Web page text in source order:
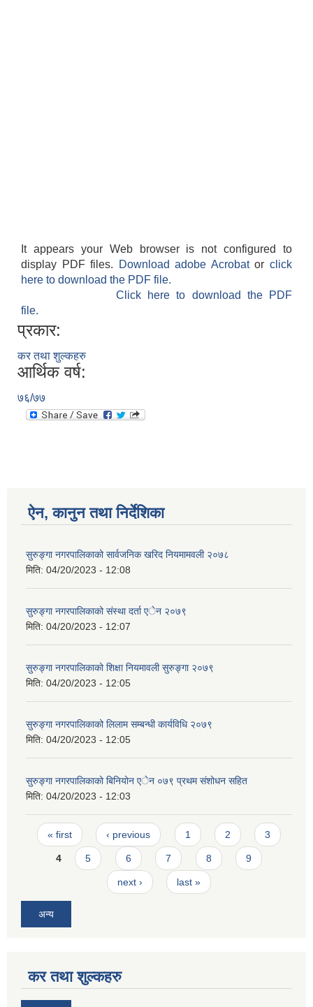
It appears your Web browser is not configured to
display PDF files.
Download adobe Acrobatorclick
here to download the PDF file.
Click here to download the PDF
file.
प्रकार:
कर तथा शुल्कहरु
आर्थिक वर्ष:
७६/७७
ऐन, कानुन तथा निर्देशिका
सुरुङ्गा नगरपालिकाको सार्वजनिक खरिद नियमामवली २०७८
मिति: 04/20/2023 - 12:08
सुरुङ्गा नगरपालिकाको संस्था दर्ता एेन २०७९
मिति: 04/20/2023 - 12:07
सुरुङ्गा नगरपालिकाको शिक्षा नियमावली सुरुङ्गा २०७९
मिति: 04/20/2023 - 12:05
सुरुङ्गा नगरपालिकाको लिलाम सम्बन्धी कार्यविधि २०७९
मिति: 04/20/2023 - 12:05
सुरुङ्गा नगरपालिकाको बिनियोन एेन ०७९ प्रथम संशोधन सहित
मिति: 04/20/2023 - 12:03
Pages
« first ‹ previous 1 2 3
4 5 6 7 8 9
next › last »
अन्य
कर तथा शुल्कहरु